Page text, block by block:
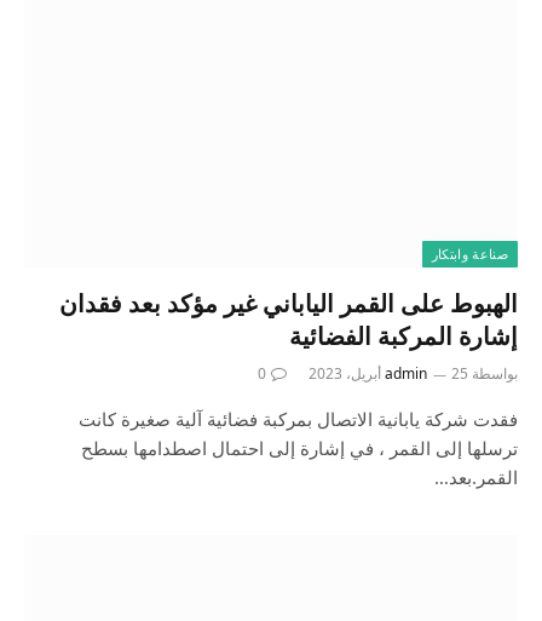
صناعة وابتكار
الهبوط على القمر الياباني غير مؤكد بعد فقدان
إشارة المركبة الفضائية
بواسطة admin 25 أبريل، 2023 0
فقدت شركة يابانية الاتصال بمركبة فضائية آلية صغيرة كانت
ترسلها إلى القمر ، في إشارة إلى احتمال اصطدامها بسطح
القمر.بعد…